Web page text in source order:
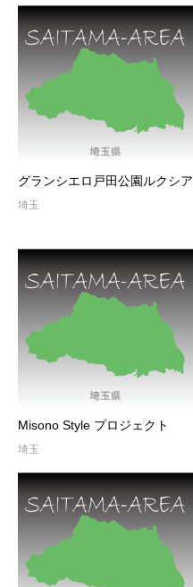
グランシエロ戸田公園ルクシア
埼玉
Misono Style プロジェクト
埼玉